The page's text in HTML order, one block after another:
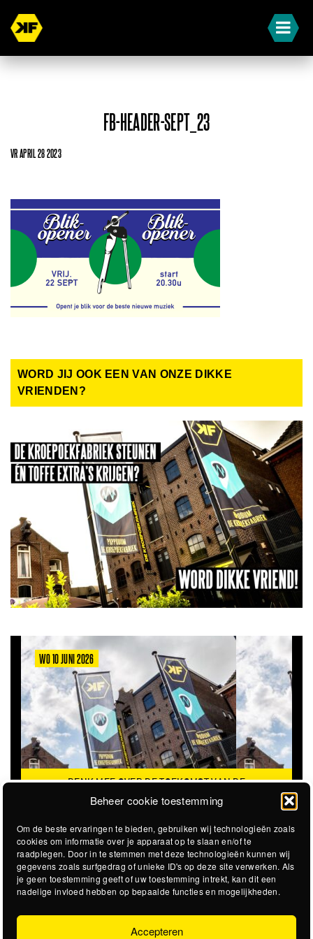
Beheer cookie toestemming
Om de beste ervaringen te bieden, gebruiken wij technologieën zoals
cookies om informatie over je apparaat op te slaan en/of te
raadplegen. Door in te stemmen met deze technologieën kunnen wij
gegevens zoals surfgedrag of unieke ID's op deze site verwerken. Als
je geen toestemming geeft of uw toestemming intrekt, kan dit een
nadelige invloed hebben op bepaalde functies en mogelijkheden.
Accepteren
FB-HEADER-SEPT_23
VR APRIL 28 2023
WORD JIJ OOK EEN VAN ONZE DIKKE
VRIENDEN?
WO 10 JUNI 2026
DENK MEE OVER DE TOEKOMST VAN DE
KROEPOEKFABRIEK